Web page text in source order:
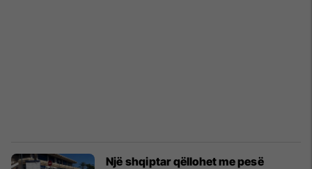
Një shqiptar qëllohet me pesë